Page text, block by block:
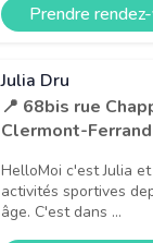
Prendre
Julia Dru
📍 68bis rue
Clermont-Ferrand
HelloMoi c'est Julia
activités sportives
âge. C'est dans ...